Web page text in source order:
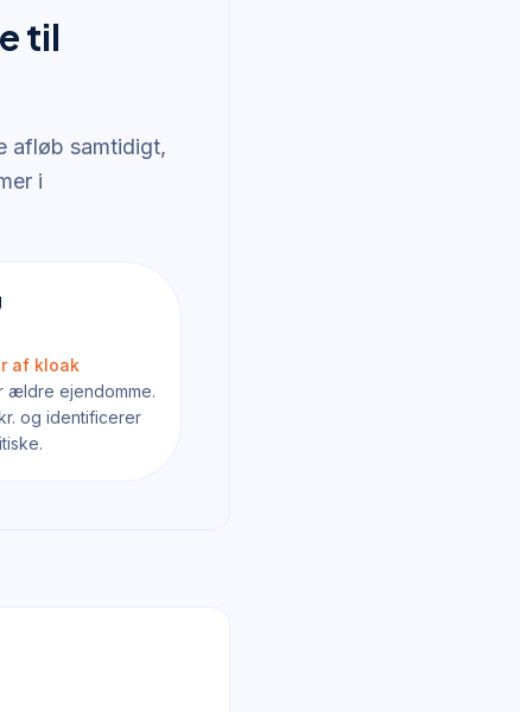
til
afløb samtidigt,
i
af kloak
ældre ejendomme.
og identificerer